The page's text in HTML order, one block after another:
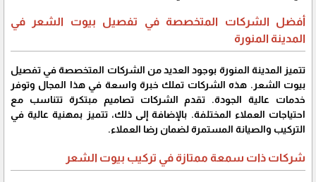
أفضل الشركات المتخصصة في تفصيل بيوت الشعر في
المدينة المنورة
تتميز المدينة المنورة بوجود العديد من الشركات المتخصصة في تفصيل
بيوت الشعر. هذه الشركات تملك خبرة واسعة في هذا المجال وتوفر
خدمات عالية الجودة. تقدم الشركات تصاميم مبتكرة تتناسب مع
احتياجات العملاء المختلفة. بالإضافة إلى ذلك، تتميز بمهنية عالية في
التركيب والصيانة المستمرة لضمان رضا العملاء.
شركات ذات سمعة ممتازة في تركيب بيوت الشعر